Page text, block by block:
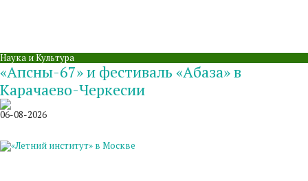
Наука и Культура
«Апсны-67» и фестиваль «Абаза» в
Карачаево-Черкесии
06-08-2026